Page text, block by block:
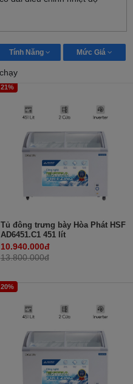
Tính Năng Mức Giá
21%
Tủ đông trưng bày Hòa Phát HSF
AD6451.C1 451 lít
10.940.000đ
13.800.000đ
20%